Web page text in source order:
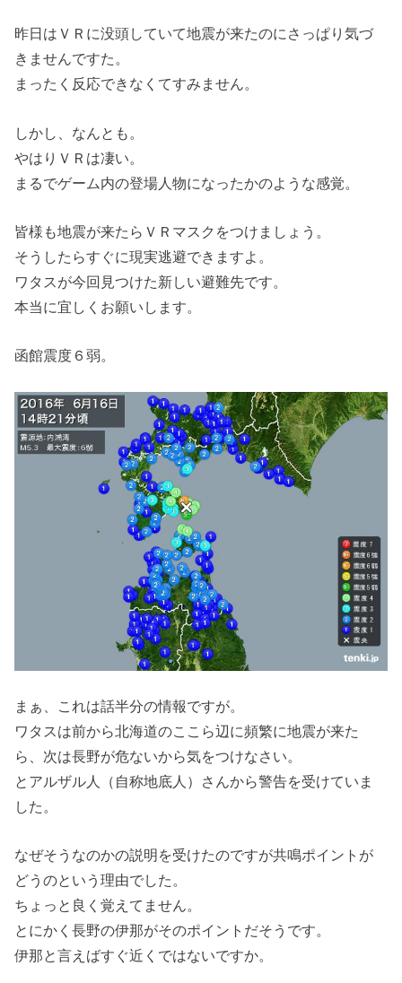
昨日はＶＲに没頭していて地震が来たのにさっぱり気づ
きませんですた。
まったく反応できなくてすみません。
しかし、なんとも。
やはりＶＲは凄い。
まるでゲーム内の登場人物になったかのような感覚。
皆様も地震が来たらＶＲマスクをつけましょう。
そうしたらすぐに現実逃避できますよ。
ワタスが今回見つけた新しい避難先です。
本当に宜しくお願いします。
函館震度６弱。
まぁ、これは話半分の情報ですが。
ワタスは前から北海道のここら辺に頻繁に地震が来た
ら、次は長野が危ないから気をつけなさい。
とアルザル人（自称地底人）さんから警告を受けていま
した。
なぜそうなのかの説明を受けたのですが共鳴ポイントが
どうのという理由でした。
ちょっと良く覚えてません。
とにかく長野の伊那がそのポイントだそうです。
伊那と言えばすぐ近くではないですか。